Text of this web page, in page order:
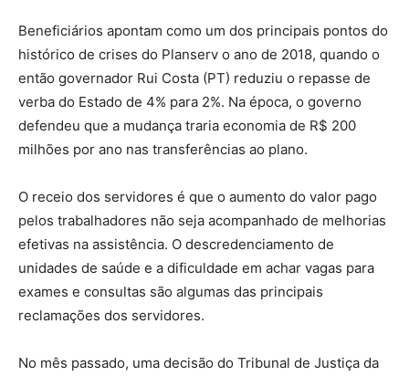
Beneficiários apontam como um dos principais pontos do
histórico de crises do Planserv o ano de 2018, quando o
então governador Rui Costa (PT) reduziu o repasse de
verba do Estado de 4% para 2%. Na época, o governo
defendeu que a mudança traria economia de R$ 200
milhões por ano nas transferências ao plano.
O receio dos servidores é que o aumento do valor pago
pelos trabalhadores não seja acompanhado de melhorias
efetivas na assistência. O descredenciamento de
unidades de saúde e a dificuldade em achar vagas para
exames e consultas são algumas das principais
reclamações dos servidores.
No mês passado, uma decisão do Tribunal de Justiça da